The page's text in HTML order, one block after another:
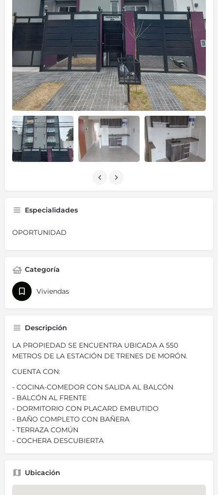
Especialidades
OPORTUNIDAD
Categoría
Viviendas
Descripción
LA PROPIEDAD SE ENCUENTRA UBICADA A 550
METROS DE LA ESTACIÓN DE TRENES DE MORÓN.
CUENTA CON:
- COCINA-COMEDOR CON SALIDA AL BALCÓN
- BALCÓN AL FRENTE
- DORMITORIO CON PLACARD EMBUTIDO
- BAÑO COMPLETO CON BAÑERA
- TERRAZA COMÚN
- COCHERA DESCUBIERTA
Ubicación